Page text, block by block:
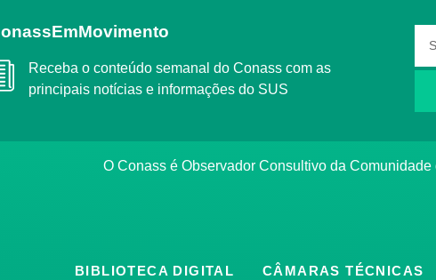
#ConassEmMovimento
Receba o conteúdo semanal do Conass com as
principais notícias e informações do SUS
O Conass é Observador Consultivo da
BIBLIOTECA DIGITAL CÂMARAS TÉCNICAS